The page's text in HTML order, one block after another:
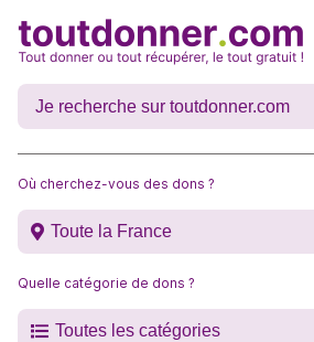
Où cherchez-vous des dons ?
Toute la France
Quelle catégorie de dons ?
Toutes les catégories